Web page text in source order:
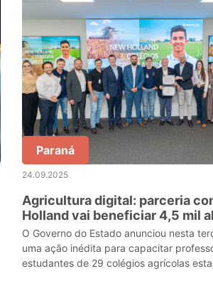
Paraná
24.09.2025
Agricultura digital: parceria
Holland vai beneficiar 4,5 mil
colégios agrícolas
O Governo do Estado anunciou nesta
uma ação inédita para capacitar
estudantes de 29 colégios agrícolas